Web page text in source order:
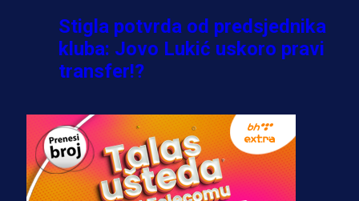
Stigla potvrda od predsjednika
kluba: Jovo Lukić uskoro pravi
transfer!?
A Selekcija
Zmajevi dobili veliko pojačanje:
Fudbaler Olympiacosa želi obući